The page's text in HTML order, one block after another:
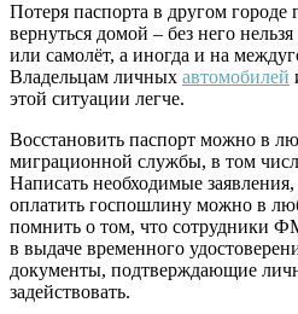
Потеря паспорта в другом городе
вернуться домой – без него
или самолёт, а иногда и на
Владельцам личных автомобилей
этой ситуации легче.
Восстановить паспорт можно в
миграционной службы, в том
Написать необходимые
оплатить госпошлину можно в
помнить о том, что сотрудники
в выдаче временного
документы, подтверждающие
задействовать.